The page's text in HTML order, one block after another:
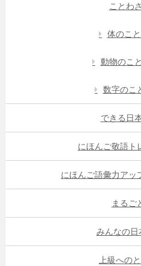
ことわ
体のこ
動物のこ
数字のこ
できる日
にほんご敬語ト
にほんご語彙力アッ
まるご
みんなの日
上級への